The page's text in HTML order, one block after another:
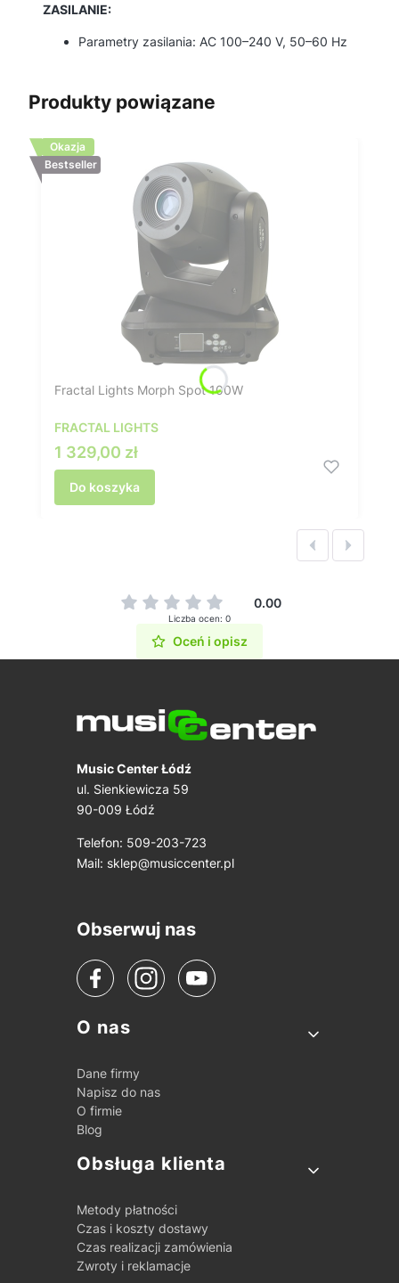
ZASILANIE:
Parametry zasilania: AC 100–240 V, 50–60 Hz
Produkty powiązane
Okazja
Bestseller
Fractal Lights Morph Spot 100W
FRACTAL LIGHTS
Cena promocyjna
1 329,00 zł
Do koszyka
0.00
Liczba ocen: 0
Oceń i opisz
Music Center Łódź
ul. Sienkiewicza 59
90-009 Łódź
Telefon: 509-203-723
Mail: sklep@musiccenter.pl
Obserwuj nas
Linki w stopce
O nas
Dane firmy
Napisz do nas
O firmie
Blog
Obsługa klienta
Metody płatności
Czas i koszty dostawy
Czas realizacji zamówienia
Zwroty i reklamacje